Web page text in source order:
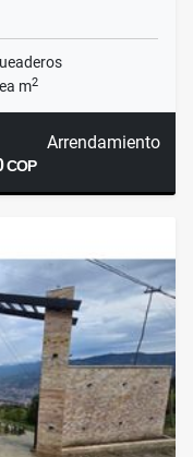
m2
Arrendamiento
COP